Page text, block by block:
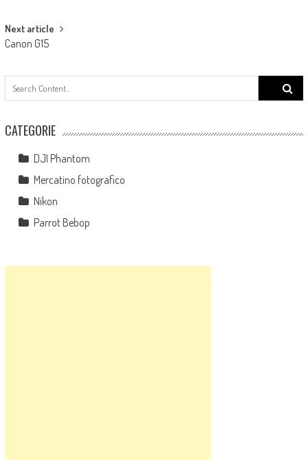
Next article
Canon G15
Search
for:
CATEGORIE
DJI Phantom
Mercatino fotografico
Nikon
Parrot Bebop